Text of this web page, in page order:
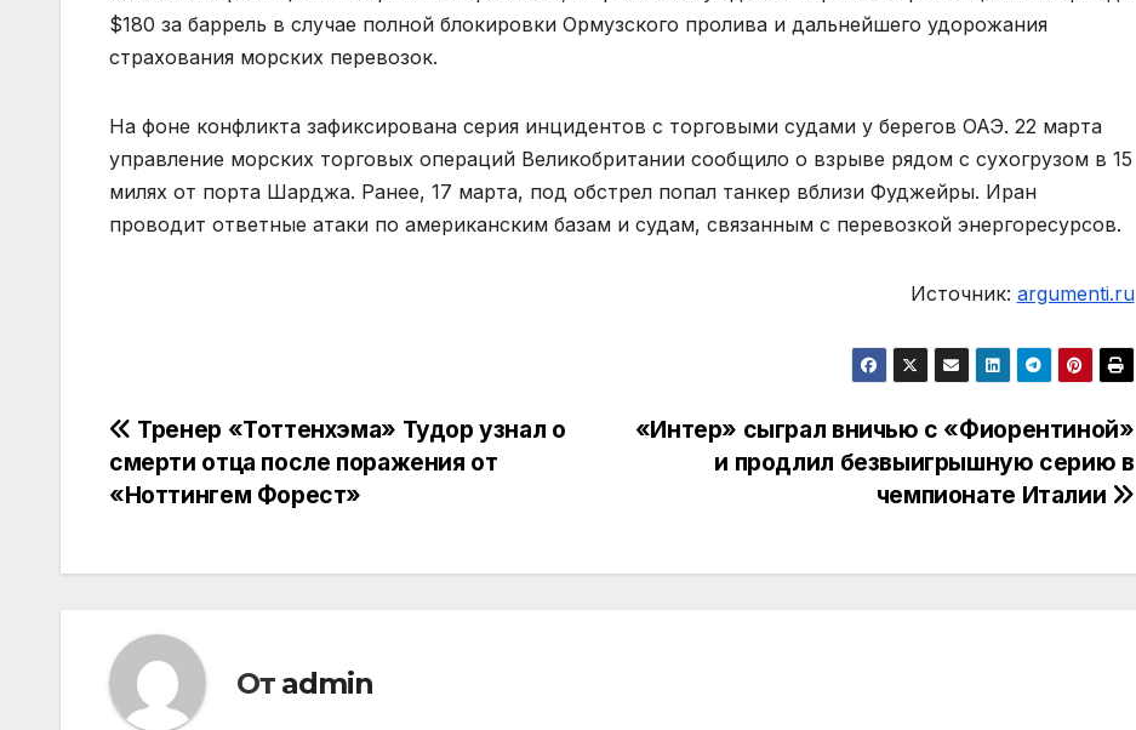
$180 за баррель в случае полной блокировки Ормузского пролива и дальнейшего удорожания
страхования морских перевозок.
На фоне конфликта зафиксирована серия инцидентов с торговыми судами у берегов ОАЭ. 22 марта
управление морских торговых операций Великобритании сообщило о взрыве рядом с сухогрузом в 15
милях от порта Шарджа. Ранее, 17 марта, под обстрел попал танкер вблизи Фуджейры. Иран
проводит ответные атаки по американским базам и судам, связанным с перевозкой энергоресурсов.
Источник: argumenti.ru
Навигация
по
«Интер» сыграл вничью с «Фиорентиной»
и продлил безвыигрышную серию в
чемпионате Италии
Тренер «Тоттенхэма» Тудор узнал о
смерти отца после поражения от
«Ноттингем Форест»
От admin